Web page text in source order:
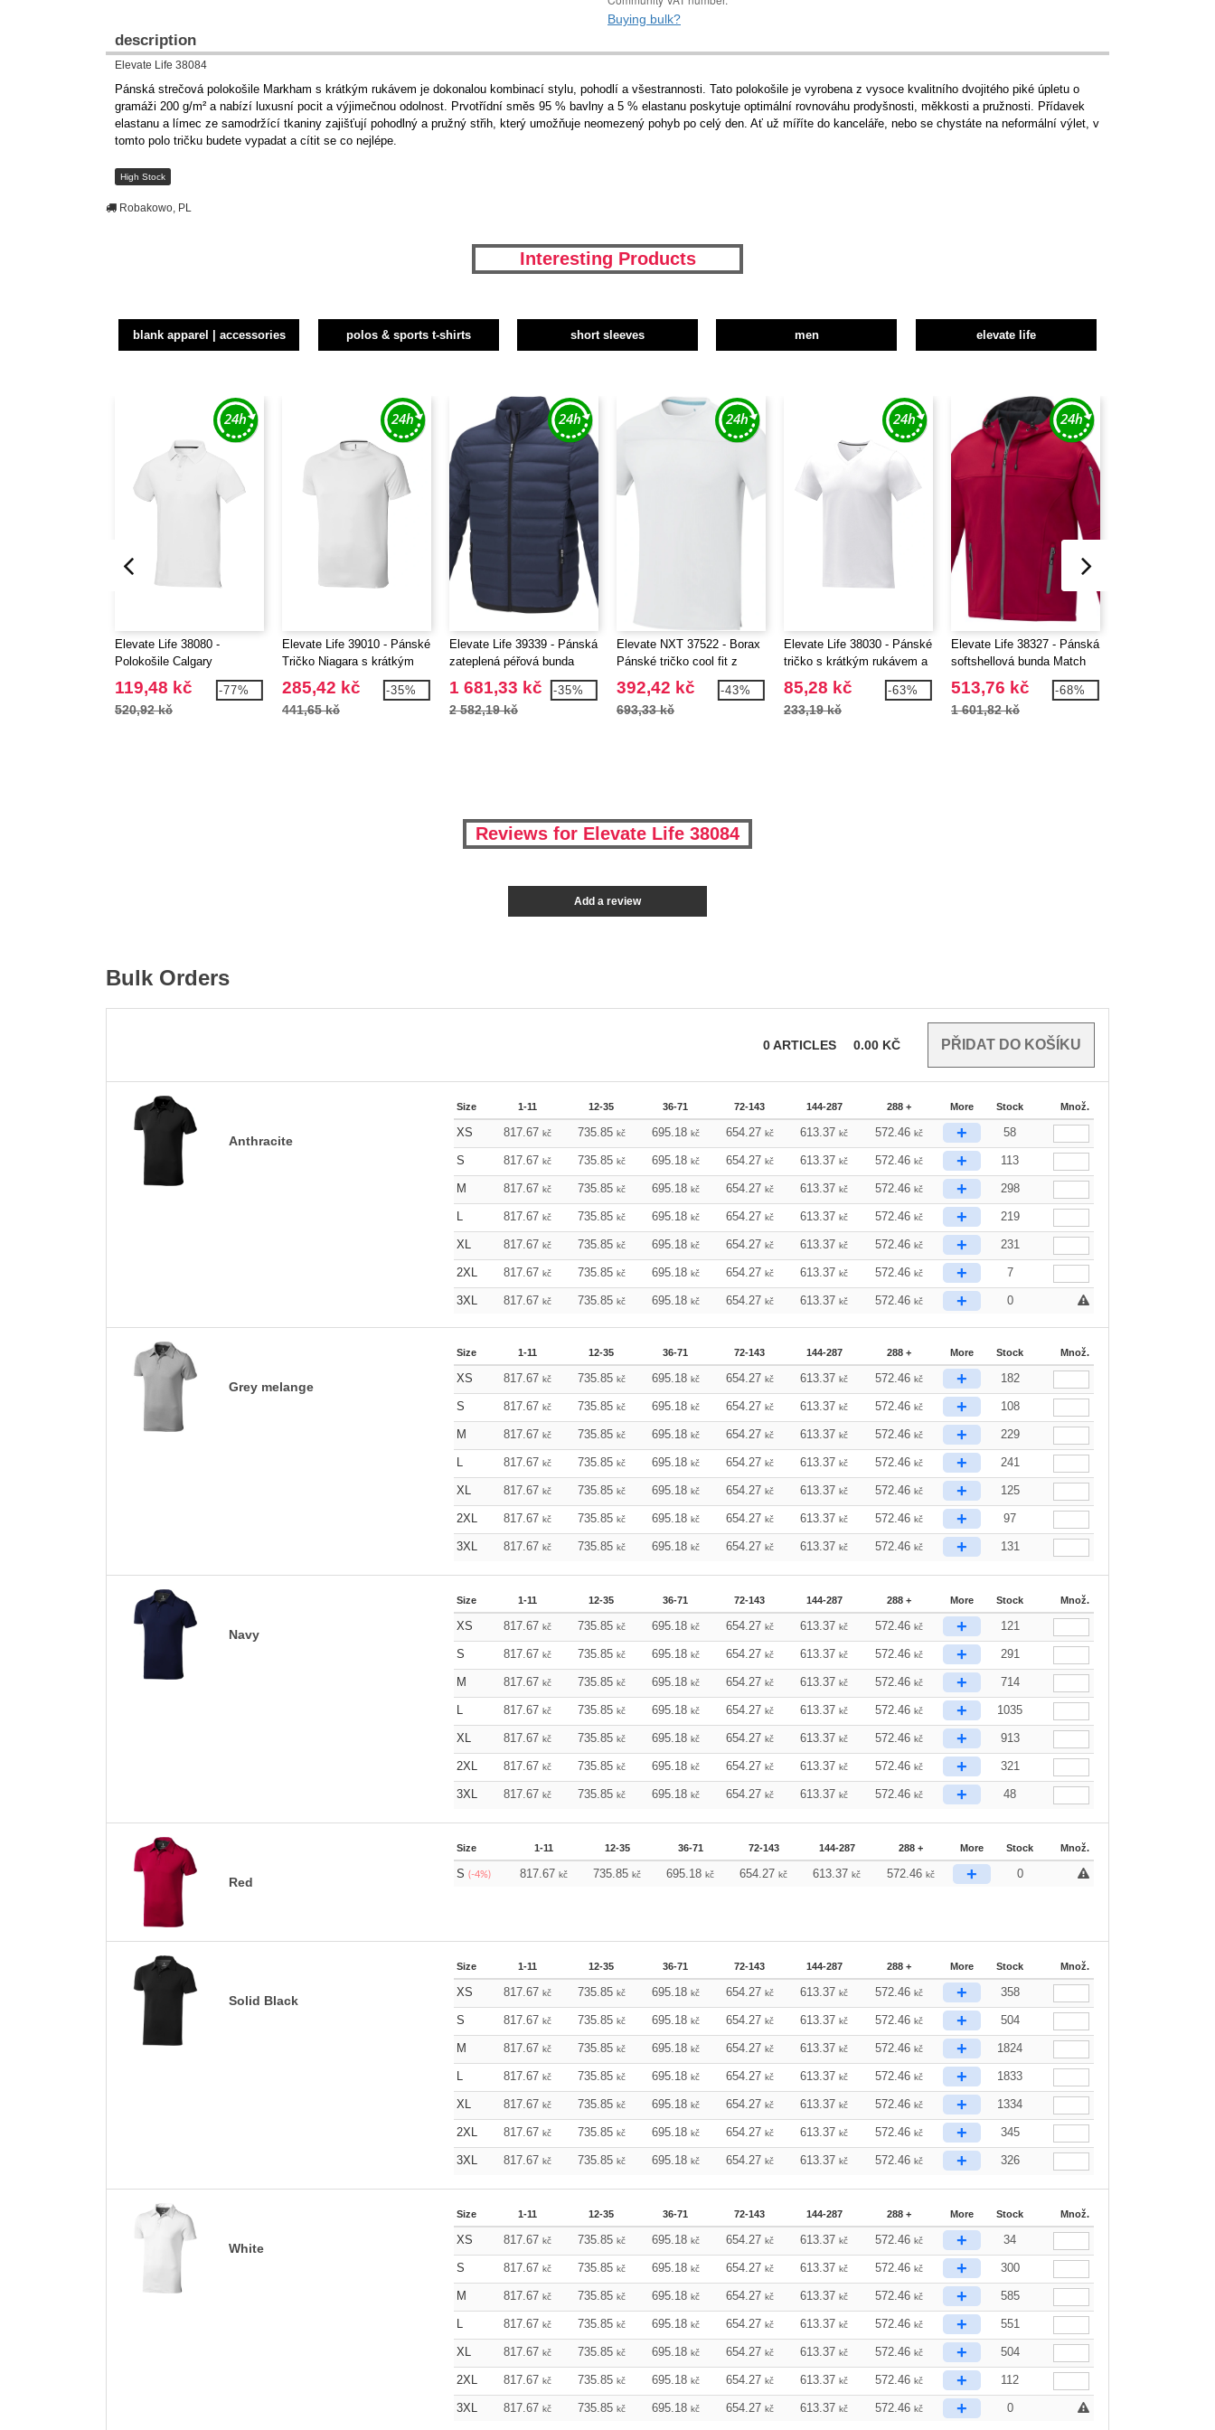
Buying bulk?
description
Elevate Life 38084
Pánská strečová polokošile Markham s krátkým rukávem je dokonalou kombinací stylu, pohodlí a všestrannosti. Tato polokošile je vyrobena z vysoce kvalitního dvojitého piké úpletu o
gramáži 200 g/m² a nabízí luxusní pocit a výjimečnou odolnost. Prvotřídní směs 95 % bavlny a 5 % elastanu poskytuje optimální rovnováhu prodyšnosti, měkkosti a pružnosti. Přídavek
elastanu a límec ze samodržící tkaniny zajišťují pohodlný a pružný střih, který umožňuje neomezený pohyb po celý den. Ať už míříte do kanceláře, nebo se chystáte na neformální výlet, v
tomto polo tričku budete vypadat a cítit se co nejlépe.
High Stock
Robakowo, PL
Interesting Products
blank apparel | accessories polos & sports t-shirts short sleeves men elevate life
Elevate Life 38080 -
Polokošile Calgary
119,48 kč
520,92 kč
-77%
Elevate Life 39010 - Pánské
Tričko Niagara s krátkým
rukávem, cool fit
285,42 kč
441,65 kč
-35%
Elevate Life 39339 - Pánská
zateplená péřová bunda
Macin
1 681,33 kč
2 582,19 kč
-35%
Elevate NXT 37522 - Borax
Pánské tričko cool fit z
recyklátu GRS s krátkým
rukávem
392,42 kč
693,33 kč
-43%
Elevate Life 38030 - Pánské
tričko s krátkým rukávem a
výstřihem do V Somoto
85,28 kč
233,19 kč
-63%
Elevate Life 38327 - Pánská
softshellová bunda Match
513,76 kč
1 601,82 kč
-68%
Reviews for Elevate Life 38084
Add a review
Bulk Orders
0ARTICLES 0.00 KČ
Anthracite
Size 1-11 12-35 36-71 72-143 144-287 288 + More Stock Množ.
XS 817.67 kč 735.85 kč 695.18 kč 654.27 kč 613.37kč 572.46kč + 58
S 817.67 kč 735.85 kč 695.18 kč 654.27 kč 613.37kč 572.46kč + 113
M 817.67 kč 735.85 kč 695.18 kč 654.27 kč 613.37kč 572.46kč + 298
L 817.67 kč 735.85 kč 695.18 kč 654.27 kč 613.37kč 572.46kč + 219
XL 817.67 kč 735.85 kč 695.18 kč 654.27 kč 613.37kč 572.46kč + 231
2XL 817.67 kč 735.85 kč 695.18 kč 654.27 kč 613.37kč 572.46kč + 7
3XL 817.67 kč 735.85 kč 695.18 kč 654.27 kč 613.37kč 572.46kč + 0
Grey melange
Size 1-11 12-35 36-71 72-143 144-287 288 + More Stock Množ.
XS 817.67 kč 735.85 kč 695.18 kč 654.27 kč 613.37kč 572.46kč + 182
S 817.67 kč 735.85 kč 695.18 kč 654.27 kč 613.37kč 572.46kč + 108
M 817.67 kč 735.85 kč 695.18 kč 654.27 kč 613.37kč 572.46kč + 229
L 817.67 kč 735.85 kč 695.18 kč 654.27 kč 613.37kč 572.46kč + 241
XL 817.67 kč 735.85 kč 695.18 kč 654.27 kč 613.37kč 572.46kč + 125
2XL 817.67 kč 735.85 kč 695.18 kč 654.27 kč 613.37kč 572.46kč + 97
3XL 817.67 kč 735.85 kč 695.18 kč 654.27 kč 613.37kč 572.46kč + 131
Navy
Size 1-11 12-35 36-71 72-143 144-287 288 + More Stock Množ.
XS 817.67 kč 735.85 kč 695.18 kč 654.27 kč 613.37kč 572.46kč + 121
S 817.67 kč 735.85 kč 695.18 kč 654.27 kč 613.37kč 572.46kč + 291
M 817.67 kč 735.85 kč 695.18 kč 654.27 kč 613.37kč 572.46kč + 714
L 817.67 kč 735.85 kč 695.18 kč 654.27 kč 613.37kč 572.46kč + 1035
XL 817.67 kč 735.85 kč 695.18 kč 654.27 kč 613.37kč 572.46kč + 913
2XL 817.67 kč 735.85 kč 695.18 kč 654.27 kč 613.37kč 572.46kč + 321
3XL 817.67 kč 735.85 kč 695.18 kč 654.27 kč 613.37kč 572.46kč + 48
Red
Size 1-11 12-35 36-71 72-143 144-287 288 + More Stock Množ.
S(-4%) 817.67kč 735.85kč 695.18kč 654.27kč 613.37kč 572.46 kč + 0
Solid Black
Size 1-11 12-35 36-71 72-143 144-287 288 + More Stock Množ.
XS 817.67 kč 735.85 kč 695.18 kč 654.27 kč 613.37kč 572.46kč + 358
S 817.67 kč 735.85 kč 695.18 kč 654.27 kč 613.37kč 572.46kč + 504
M 817.67 kč 735.85 kč 695.18 kč 654.27 kč 613.37kč 572.46kč + 1824
L 817.67 kč 735.85 kč 695.18 kč 654.27 kč 613.37kč 572.46kč + 1833
XL 817.67 kč 735.85 kč 695.18 kč 654.27 kč 613.37kč 572.46kč + 1334
2XL 817.67 kč 735.85 kč 695.18 kč 654.27 kč 613.37kč 572.46kč + 345
3XL 817.67 kč 735.85 kč 695.18 kč 654.27 kč 613.37kč 572.46kč + 326
White
Size 1-11 12-35 36-71 72-143 144-287 288 + More Stock Množ.
XS 817.67 kč 735.85 kč 695.18 kč 654.27 kč 613.37kč 572.46kč + 34
S 817.67 kč 735.85 kč 695.18 kč 654.27 kč 613.37kč 572.46kč + 300
M 817.67 kč 735.85 kč 695.18 kč 654.27 kč 613.37kč 572.46kč + 585
L 817.67 kč 735.85 kč 695.18 kč 654.27 kč 613.37kč 572.46kč + 551
XL 817.67 kč 735.85 kč 695.18 kč 654.27 kč 613.37kč 572.46kč + 504
2XL 817.67 kč 735.85 kč 695.18 kč 654.27 kč 613.37kč 572.46kč + 112
3XL 817.67 kč 735.85 kč 695.18 kč 654.27 kč 613.37kč 572.46kč + 0